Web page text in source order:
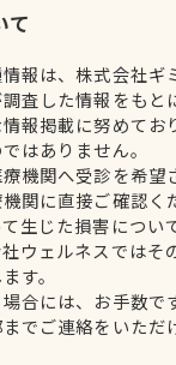
て
報は、株式会社ギ
査した情報をもと
報掲載に努めてお
はありません。
機関へ受診を希望
関に直接ご確認く
生じた損害につい
ウェルネスではそ
す。
合には、お手数で
でご連絡をいただ